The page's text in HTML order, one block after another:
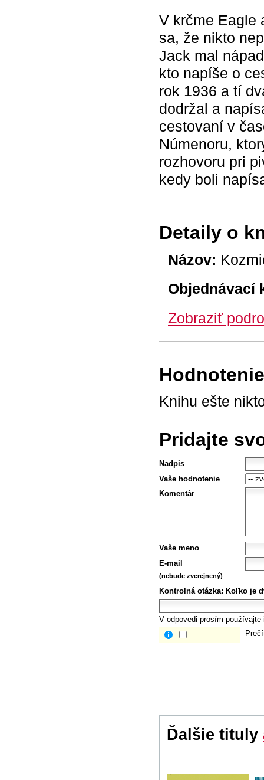
V krčme Eagle
sa, že nikto
Jack mal
kto napíše o
rok 1936 a tí
dodržal a
cestovaní v
Númenoru,
rozhovoru pri
kedy boli
Detaily o
Názov:
Objednávací
Zobraziť
Knihu ešte
Pridajte
Nadpis
Vaše hodnotenie
Komentár
Vaše meno
E-mail
(nebude zverejnený)
Kontrolná otázka: Koľko je
V odpovedi prosím
Ďalšie tituly